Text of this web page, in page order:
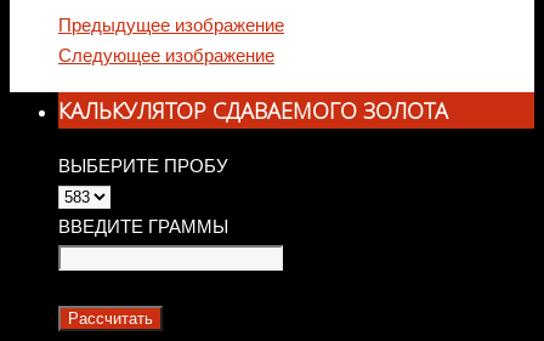
Предыдущее изображение
Следующее изображение
КАЛЬКУЛЯТОР СДАВАЕМОГО ЗОЛОТА
ВЫБЕРИТЕ ПРОБУ
ВВЕДИТЕ ГРАММЫ